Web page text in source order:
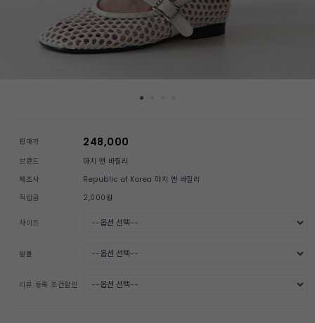
판매가 248,000
브랜드
마지 앤 바질리
제조사
Republic of Korea 마지 앤 바질리
적립금
2,000원
사이즈
발볼
리뷰 등록 조건할인